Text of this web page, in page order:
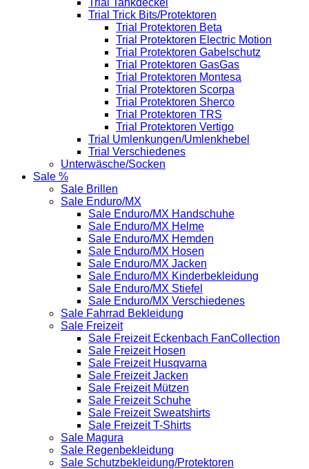
Trial Tankdeckel
Trial Trick Bits/Protektoren
Trial Protektoren Beta
Trial Protektoren Electric Motion
Trial Protektoren Gabelschutz
Trial Protektoren GasGas
Trial Protektoren Montesa
Trial Protektoren Scorpa
Trial Protektoren Sherco
Trial Protektoren TRS
Trial Protektoren Vertigo
Trial Umlenkungen/Umlenkhebel
Trial Verschiedenes
Unterwäsche/Socken
Sale %
Sale Brillen
Sale Enduro/MX
Sale Enduro/MX Handschuhe
Sale Enduro/MX Helme
Sale Enduro/MX Hemden
Sale Enduro/MX Hosen
Sale Enduro/MX Jacken
Sale Enduro/MX Kinderbekleidung
Sale Enduro/MX Stiefel
Sale Enduro/MX Verschiedenes
Sale Fahrrad Bekleidung
Sale Freizeit
Sale Freizeit Eckenbach FanCollection
Sale Freizeit Hosen
Sale Freizeit Husqvarna
Sale Freizeit Jacken
Sale Freizeit Mützen
Sale Freizeit Schuhe
Sale Freizeit Sweatshirts
Sale Freizeit T-Shirts
Sale Magura
Sale Regenbekleidung
Sale Schutzbekleidung/Protektoren